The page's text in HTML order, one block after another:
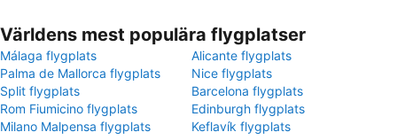
Världens mest populära flygplatser
Málaga flygplats
Alicante flygplats
Palma de Mallorca flygplats
Nice flygplats
Split flygplats
Barcelona flygplats
Rom Fiumicino flygplats
Edinburgh flygplats
Milano Malpensa flygplats
Keflavík flygplats